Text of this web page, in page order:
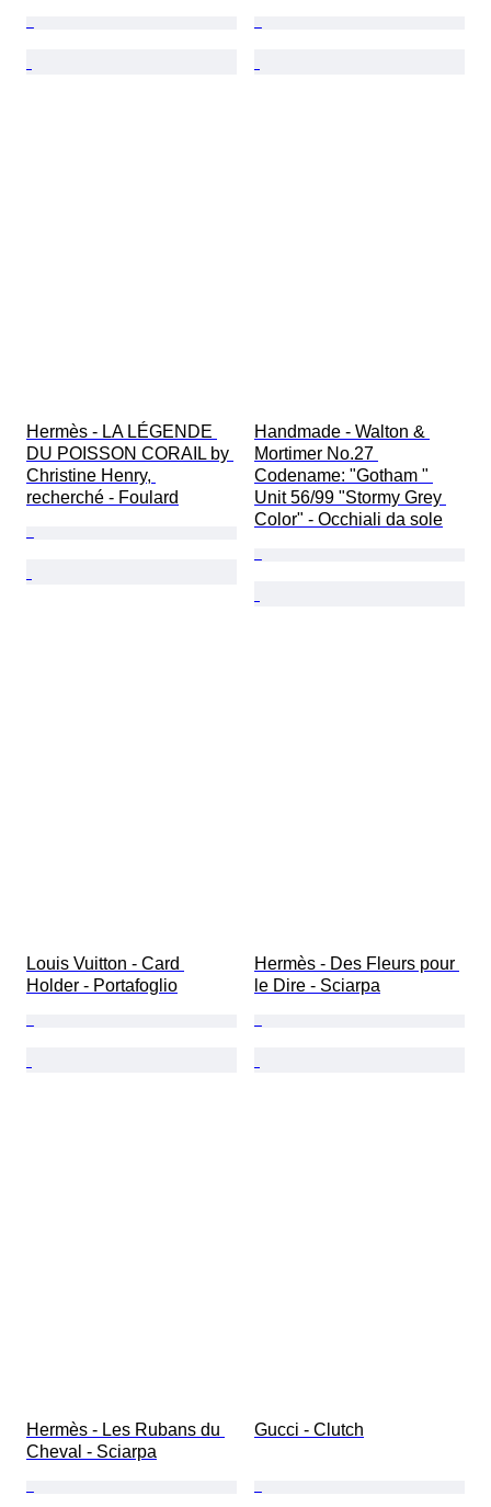
Hermès - LA LÉGENDE
DU POISSON CORAIL by
Christine Henry,
recherché - Foulard
Handmade - Walton &
Mortimer No.27
Codename: "Gotham "
Unit 56/99 "Stormy Grey
Color" - Occhiali da sole
Louis Vuitton - Card
Holder - Portafoglio
Hermès - Des Fleurs pour
le Dire - Sciarpa
Hermès - Les Rubans du
Cheval - Sciarpa
Gucci - Clutch